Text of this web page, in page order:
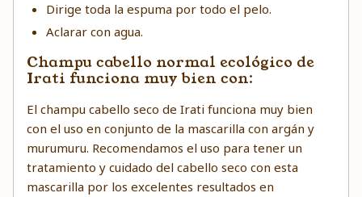
Dirige toda la espuma por todo el pelo.
Aclarar con agua.
Champu cabello normal ecológico de
Irati funciona muy bien con:
El champu cabello seco de Irati funciona muy bien
con el uso en conjunto de la mascarilla con argán y
murumuru. Recomendamos el uso para tener un
tratamiento y cuidado del cabello seco con esta
mascarilla por los excelentes resultados en